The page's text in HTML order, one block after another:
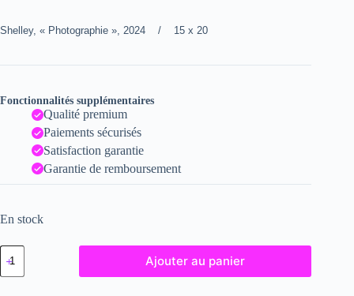
Shelley, « Photographie », 2024 / 15 x 20
Fonctionnalités supplémentaires
Qualité premium
Paiements sécurisés
Satisfaction garantie
Garantie de remboursement
En stock
quantité
de
Shelley,
Ajouter au panier